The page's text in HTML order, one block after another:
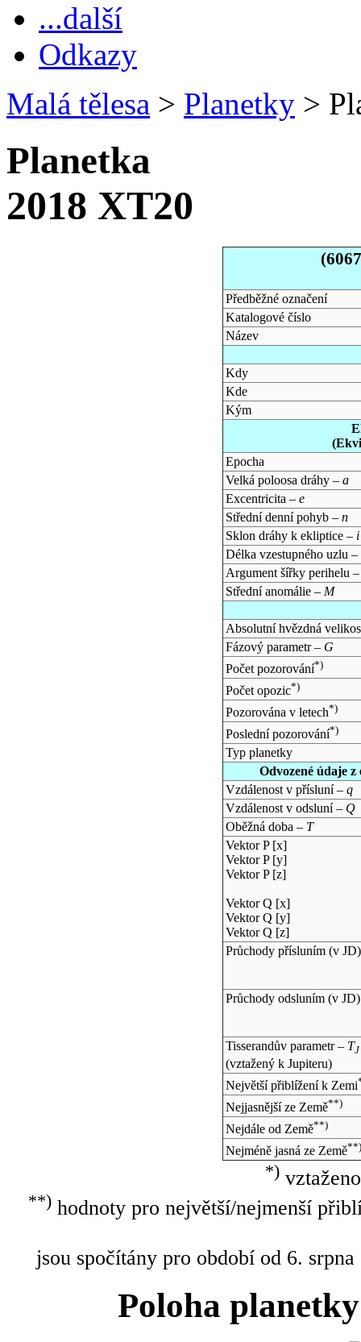
...další
Odkazy
Malá tělesa > Planetky >
Planetka
2018 XT20
Předběžné označení
Katalogové číslo
Název
Kdy
Kde
Kým
Epocha
Velká poloosa dráhy – a
Excentricita – e
Střední denní pohyb – n
Sklon dráhy k ekliptice – i
Délka vzestupného uzlu –
Argument šířky perihelu
Střední anomálie – M
Absolutní hvězdná
Fázový parametr – G
Počet pozorování*)
Počet opozic*)
Pozorována v letech*)
Poslední pozorování*)
Typ planetky
Odvozené údaje
Vzdálenost v přísluní – q
Vzdálenost v odsluní – Q
Oběžná doba – T
Vektor P [x]
Vektor P [y]
Vektor P [z]
Vektor Q [x]
Vektor Q [y]
Vektor Q [z]
Průchody přísluním (v JD)
Průchody odsluním (v JD)
Tisserandův parametr – TJ
(vztažený k Jupiteru)
Největší přiblížení k Zemi
Nejjasnější ze Země**)
Nejdále od Země**)
Nejméně jasná ze Země**)
*)
**)hodnoty pro největší/nejmenší
jsou spočítány pro období od 6.
Poloha